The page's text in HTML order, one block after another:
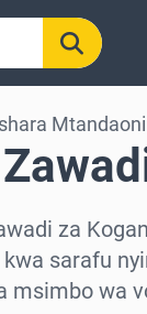
Mtandaoni
za
kwa sarafu
msimbo wa